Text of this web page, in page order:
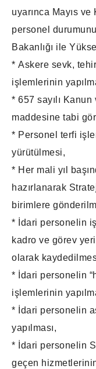
uyarınca Mayıs
personel
Bakanlığı ile
* Askere sevk,
işlemlerinin
* 657 sayılı
maddesine tabi
* Personel terfi
yürütülmesi,
* Her mali yıl
hazırlanarak
birimlere
* İdari personelin
kadro ve görev
olarak
* İdari personelin
işlemlerinin
* İdari personelin
yapılması,
* İdari personelin
geçen